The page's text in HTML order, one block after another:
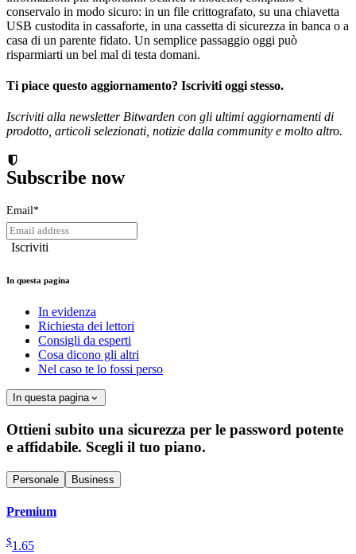
conservalo in modo sicuro: in un file crittografato, su una chiavetta
USB custodita in cassaforte, in una cassetta di sicurezza in banca o a
casa di un parente fidato. Un semplice passaggio oggi può
risparmiarti un bel mal di testa domani.
Ti piace questo aggiornamento? Iscriviti oggi stesso.
Iscriviti alla newsletter Bitwarden con gli ultimi aggiornamenti di
prodotto, articoli selezionati, notizie dalla community e molto altro.
Subscribe now
Email*
In questa pagina
In evidenza
Richiesta dei lettori
Consigli da esperti
Cosa dicono gli altri
Nel caso te lo fossi perso
In questa pagina
Ottieni subito una sicurezza per le password potente
e affidabile. Scegli il tuo piano.
Personale Business
Premium
$1.65